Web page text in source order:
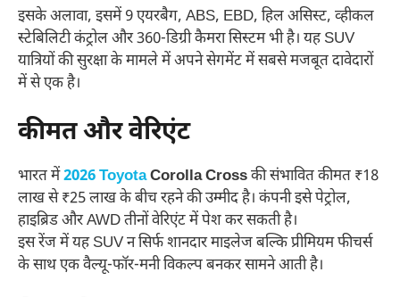
इसके अलावा, इसमें 9 एयरबैग, ABS, EBD, हिल असिस्ट, व्हीकल
स्टेबिलिटी कंट्रोल और 360-डिग्री कैमरा सिस्टम भी है। यह SUV
यात्रियों की सुरक्षा के मामले में अपने सेगमेंट में सबसे मजबूत दावेदारों
में से एक है।
कीमत और वेरिएंट
भारत में2026 ToyotaCorolla Crossकी संभावित कीमत ₹18
लाख से ₹25 लाख के बीच रहने की उम्मीद है। कंपनी इसे पेट्रोल,
हाइब्रिड और AWD तीनों वेरिएंट में पेश कर सकती है।
इस रेंज में यह SUV न सिर्फ शानदार माइलेज बल्कि प्रीमियम फीचर्स
के साथ एक वैल्यू-फॉर-मनी विकल्प बनकर सामने आती है।